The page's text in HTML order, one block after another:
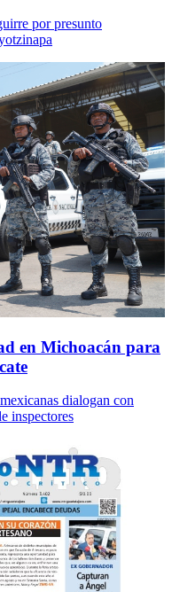
por presunto
en Michoacán para
dialogan con
inspectores